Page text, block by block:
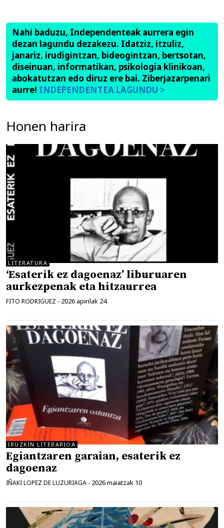
Nahi baduzu, Independenteak aurrera egin
dezan lagundu dezakezu. Idatziz, itzuliz,
janariz, irudigintzan, bideogintzan, bertsotan,
diseinuan, informatikan, psikologia klinikoan,
abokatutzan edo diruz ere bai. Ziberjazarpenari
aurre! INDEPENDENTEA LAGUNDU >
Honen harira
LITERATURA
‘Esaterik ez dagoenaz’ liburuaren
aurkezpenak eta hitzaurrea
FITO RODRIGUEZ - 2026 apirilak 24
IRUZKIN LITERARIOA
Egiantzaren garaian, esaterik ez
dagoenaz
IÑAKI LOPEZ DE LUZURIAGA - 2026 maiatzak 10